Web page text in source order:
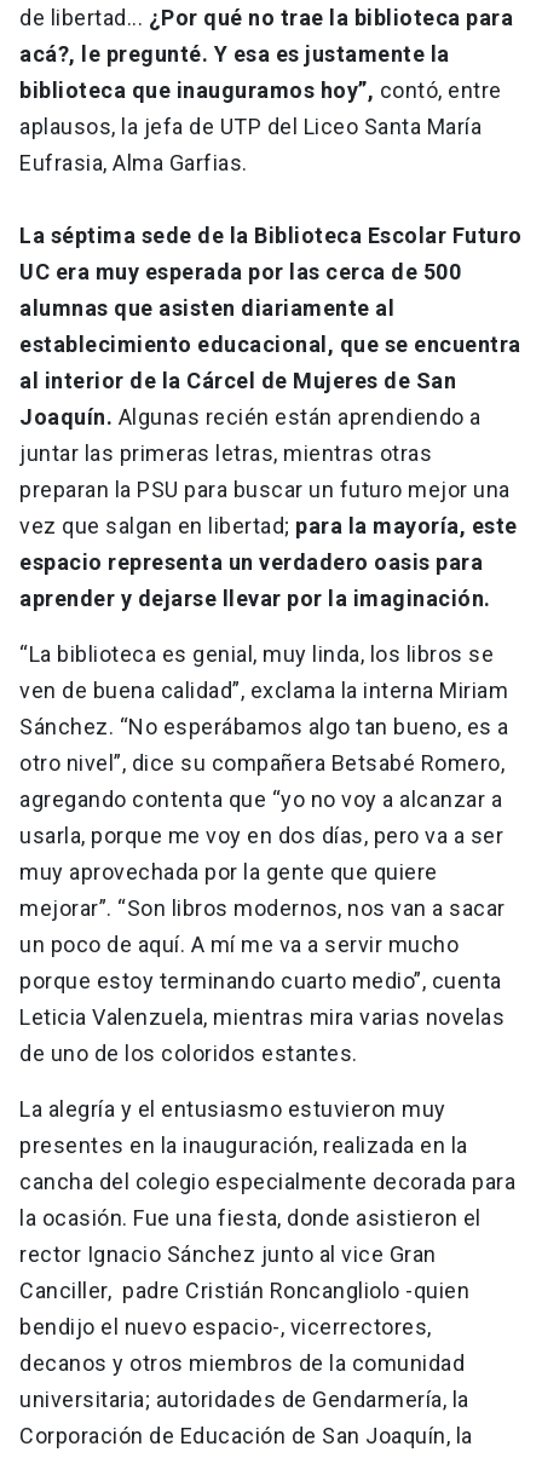
de libertad... ¿Por qué no trae la biblioteca para
acá?, le pregunté. Y esa es justamente la
biblioteca que inauguramos hoy”, contó, entre
aplausos, la jefa de UTP del Liceo Santa María
Eufrasia, Alma Garfias.
La séptima sede de la Biblioteca Escolar Futuro
UC era muy esperada por las cerca de 500
alumnas que asisten diariamente al
establecimiento educacional, que se encuentra
al interior de la Cárcel de Mujeres de San
Joaquín. Algunas recién están aprendiendo a
juntar las primeras letras, mientras otras
preparan la PSU para buscar un futuro mejor una
vez que salgan en libertad; para la mayoría, este
espacio representa un verdadero oasis para
aprender y dejarse llevar por la imaginación.
“La biblioteca es genial, muy linda, los libros se
ven de buena calidad”, exclama la interna Miriam
Sánchez. “No esperábamos algo tan bueno, es a
otro nivel”, dice su compañera Betsabé Romero,
agregando contenta que “yo no voy a alcanzar a
usarla, porque me voy en dos días, pero va a ser
muy aprovechada por la gente que quiere
mejorar”. “Son libros modernos, nos van a sacar
un poco de aquí. A mí me va a servir mucho
porque estoy terminando cuarto medio”, cuenta
Leticia Valenzuela, mientras mira varias novelas
de uno de los coloridos estantes.
La alegría y el entusiasmo estuvieron muy
presentes en la inauguración, realizada en la
cancha del colegio especialmente decorada para
la ocasión. Fue una fiesta, donde asistieron el
rector Ignacio Sánchez junto al vice Gran
Canciller, padre Cristián Roncangliolo -quien
bendijo el nuevo espacio-, vicerrectores,
decanos y otros miembros de la comunidad
universitaria; autoridades de Gendarmería, la
Corporación de Educación de San Joaquín, la